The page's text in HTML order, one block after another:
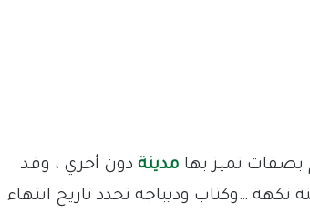
بصفات تميز بها مدينة دون أخري ، وقد
…وكتاب وديباجه تحدد تاريخ انتهاء